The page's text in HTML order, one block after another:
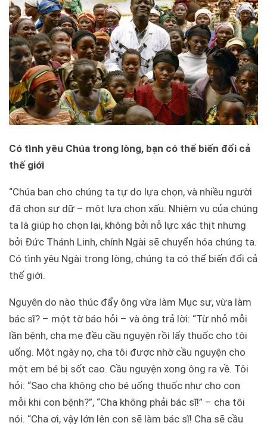
Có tình yêu Chúa trong lòng, bạn có thể biến đổi cả
thế giới
“Chúa ban cho chúng ta tự do lựa chọn, và nhiều người
đã chọn sự dữ – một lựa chọn xấu. Nhiệm vụ của chúng
ta là giúp họ chọn lại, không bởi nỗ lực xác thịt nhưng
bởi Đức Thánh Linh, chính Ngài sẽ chuyển hóa chúng ta.
Có tình yêu Ngài trong lòng, chúng ta có thể biến đổi cả
thế giới.
Nguyên do nào thúc đẩy ông vừa làm Mục sư, vừa làm
bác sĩ? – một tờ báo hỏi – và ông trả lời: “Từ nhỏ mỗi
lần bệnh, cha mẹ đều cầu nguyện rồi lấy thuốc cho tôi
uống. Một ngày nọ, cha tôi được nhờ cầu nguyện cho
một em bé bị sốt cao. Cầu nguyện xong ông ra về. Tôi
hỏi: “Sao cha không cho bé uống thuốc như cho con
mỗi khi con bệnh?”, “Cha không phải bác sĩ!” – cha tôi
nói. “Cha ơi, vậy lớn lên con sẽ làm bác sĩ! Cha sẽ cầu